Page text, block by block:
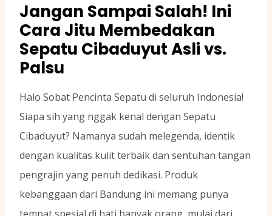
Jangan Sampai Salah! Ini
Cara Jitu Membedakan
Sepatu Cibaduyut Asli vs.
Palsu
Halo Sobat Pencinta Sepatu di seluruh Indonesia!
Siapa sih yang nggak kenal dengan Sepatu
Cibaduyut? Namanya sudah melegenda, identik
dengan kualitas kulit terbaik dan sentuhan tangan
pengrajin yang penuh dedikasi. Produk
kebanggaan dari Bandung ini memang punya